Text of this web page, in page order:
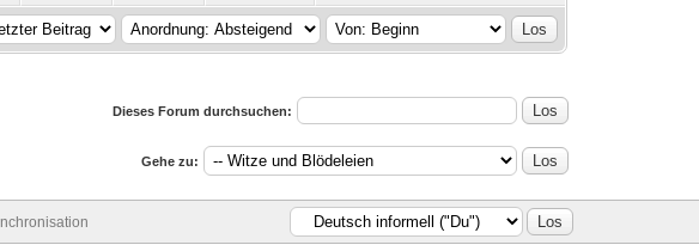
Dieses Forum durchsuchen:
Gehe zu: